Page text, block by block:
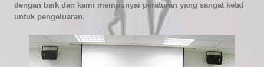
dengan baik dan kami mempunyai peraturan yang sangat ketat
untuk pengeluaran.